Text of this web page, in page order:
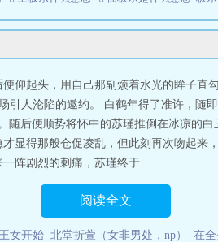
翠全文免费阅读笔趣阁同登极乐国极乐登
极乐登仙
仰起头，用自己那副烦着水光的眸子直
引人沦陷的邀约。 白鹤年得了准许，随
后便顺势将怀中的苏瑾推倒在冰凉的
显得那般仓促凌乱，但此刻再次吻起来
阵剧烈的刺痛，苏瑾终于...
阅读全文
女开始 北堂折萱（女非男处，np） 在